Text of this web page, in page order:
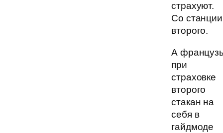
страхуют.
Со станции
второго.
А
при
страховке
второго
стакан на
себя в
гайдмоде